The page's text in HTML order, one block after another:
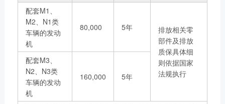
配套M1、
M2、N1类
车辆的发动
机
80,000 5年
排放相关零
部件及排放
质保具体细
则依据国家
法规执行
配套M3、
N2、N3类
车辆的发动
机
160,000 5年